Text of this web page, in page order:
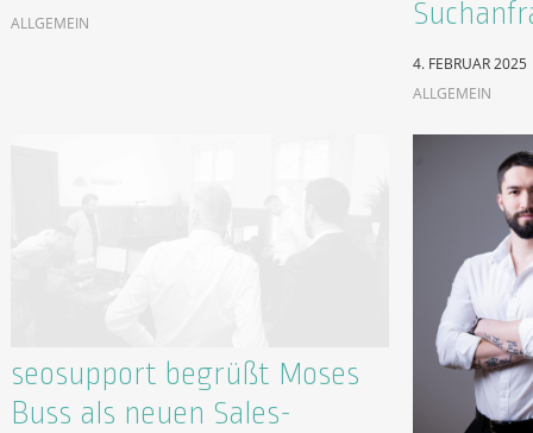
ALLGEMEIN
4. FEBRUAR 2025
ALLGEMEIN
seosupport begrüßt Moses
Buss als neuen Sales-